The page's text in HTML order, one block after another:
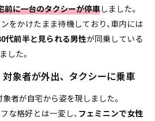
前に一台のタクシーが停車しました。
をかけたまま待機しており、車内には
代前半と見られる男性が同乗している
した。
象者が外出、タクシーに乗車
象者が自宅から姿を現しました。
な格好とは一変し、 フェミニンで女性